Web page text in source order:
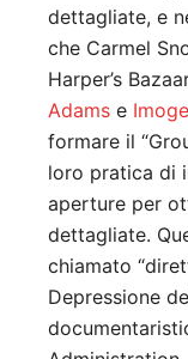
dettagliate, e
che Carmel
Harper’s
Adams e
formare il
loro pratica di
aperture per
dettagliate.
chiamato
Depressione